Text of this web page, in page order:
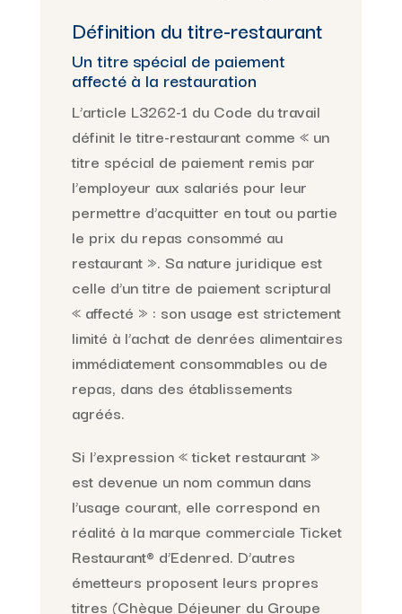
Définition du titre-restaurant
Un titre spécial de paiement
affecté à la restauration
L’article L3262-1 du Code du travail
définit le titre-restaurant comme « un
titre spécial de paiement remis par
l’employeur aux salariés pour leur
permettre d’acquitter en tout ou partie
le prix du repas consommé au
restaurant ». Sa nature juridique est
celle d’un titre de paiement scriptural
« affecté » : son usage est strictement
limité à l’achat de denrées alimentaires
immédiatement consommables ou de
repas, dans des établissements
agréés.
Si l’expression « ticket restaurant »
est devenue un nom commun dans
l’usage courant, elle correspond en
réalité à la marque commerciale Ticket
Restaurant® d’Edenred. D’autres
émetteurs proposent leurs propres
titres (Chèque Déjeuner du Groupe